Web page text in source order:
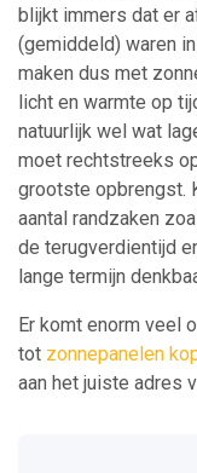
blijkt immers dat er
(gemiddeld) waren
maken dus met
licht en warmte op
natuurlijk wel wat
moet rechtstreeks
grootste opbrengst.
aantal randzaken
de terugverdientijd
lange termijn
Er komt enorm veel
tot zonnepanelen
aan het juiste adres